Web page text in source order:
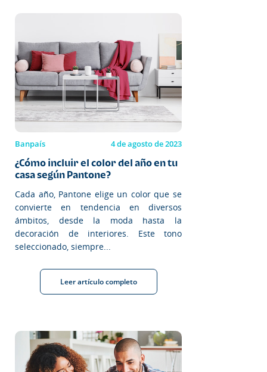
Banpaís 4 de agosto de 2023
¿Cómo incluir el color del año en tu
casa según Pantone?
Cada año, Pantone elige un color que se
convierte en tendencia en diversos
ámbitos, desde la moda hasta la
decoración de interiores. Este tono
seleccionado, siempre...
Leer artículo completo